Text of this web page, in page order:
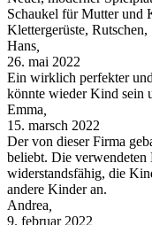
Schaukel für Mutter und
Klettergerüste, Rutschen,
Hans
26. mai 2022
Ein wirklich perfekter
könnte wieder Kind sein
Emma
15. marsch 2022
Der von dieser Firma
beliebt. Die
widerstandsfähig, die
andere Kinder an.
Andrea
9. februar 2022